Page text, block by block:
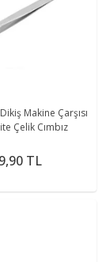
Dikiş Makine Çarşısı
Çelik Cımbız
TL